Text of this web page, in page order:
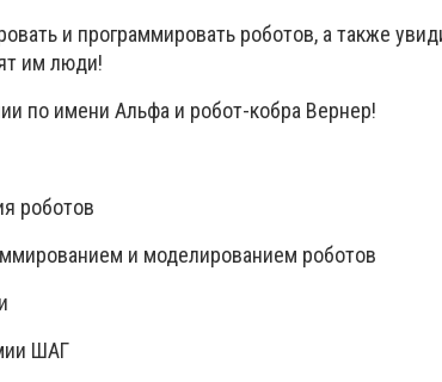
и программировать роботов, а также
им люди!
по имени Альфа и робот-кобра Вернер!
роботов
и моделированием роботов
ШАГ